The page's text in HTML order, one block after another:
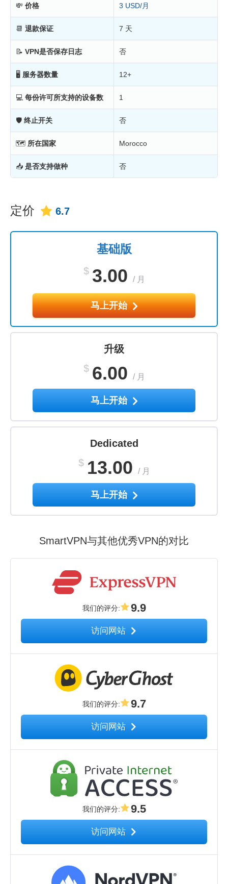
💸 价格 3 USD/月
📆 退款保证 7 天
📝 VPN是否保存日志 否
🖥 服务器数量 12+
💻 每份许可所支持的设备数 1
🛡 终止开关 否
🗺 所在国家 Morocco
📥 是否支持做种 否
定价 6.7
基础版
$ 3.00 / 月
马上开始
升级
$ 6.00 / 月
马上开始
Dedicated
$ 13.00 / 月
马上开始
SmartVPN与其他优秀VPN的对比
我们的评分: 9.9
访问网站
我们的评分: 9.7
访问网站
我们的评分: 9.5
访问网站